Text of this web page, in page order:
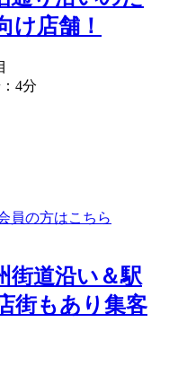
け店舗！
4分
員の方はこちら
街道沿い＆駅
街もあり集客